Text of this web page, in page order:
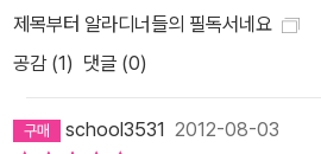
제목부터 알라디너들의 필독서네요
공감 (1) 댓글 (0)
school3531 2012-08-03